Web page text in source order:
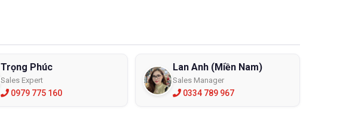
Trọng Phúc
Sales Expert
0979 775 160
Lan Anh (Miền Nam)
Sales Manager
0334 789 967